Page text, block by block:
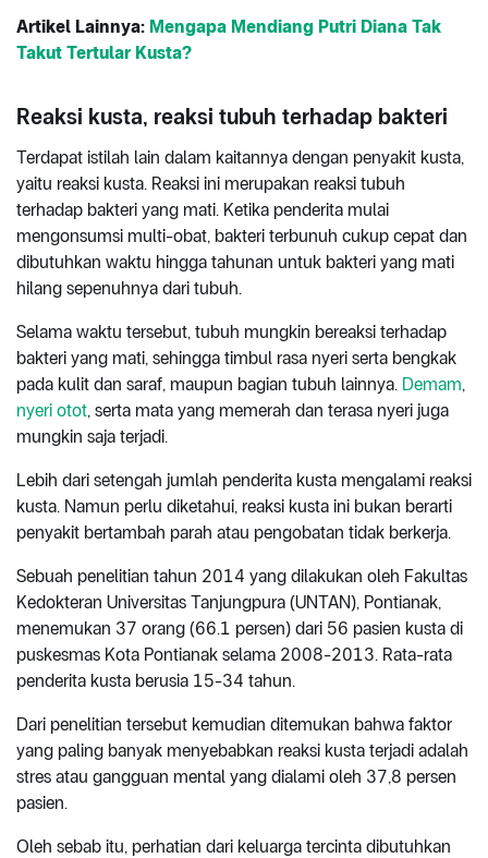
Artikel Lainnya: Mengapa Mendiang Putri Diana Tak
Takut Tertular Kusta?
Reaksi kusta, reaksi tubuh terhadap bakteri
Terdapat istilah lain dalam kaitannya dengan penyakit kusta,
yaitu reaksi kusta. Reaksi ini merupakan reaksi tubuh
terhadap bakteri yang mati. Ketika penderita mulai
mengonsumsi multi-obat, bakteri terbunuh cukup cepat dan
dibutuhkan waktu hingga tahunan untuk bakteri yang mati
hilang sepenuhnya dari tubuh.
Selama waktu tersebut, tubuh mungkin bereaksi terhadap
bakteri yang mati, sehingga timbul rasa nyeri serta bengkak
pada kulit dan saraf, maupun bagian tubuh lainnya. Demam,
nyeri otot, serta mata yang memerah dan terasa nyeri juga
mungkin saja terjadi.
Lebih dari setengah jumlah penderita kusta mengalami reaksi
kusta. Namun perlu diketahui, reaksi kusta ini bukan berarti
penyakit bertambah parah atau pengobatan tidak berkerja.
Sebuah penelitian tahun 2014 yang dilakukan oleh Fakultas
Kedokteran Universitas Tanjungpura (UNTAN), Pontianak,
menemukan 37 orang (66.1 persen) dari 56 pasien kusta di
puskesmas Kota Pontianak selama 2008-2013. Rata-rata
penderita kusta berusia 15-34 tahun.
Dari penelitian tersebut kemudian ditemukan bahwa faktor
yang paling banyak menyebabkan reaksi kusta terjadi adalah
stres atau gangguan mental yang dialami oleh 37,8 persen
pasien.
Oleh sebab itu, perhatian dari keluarga tercinta dibutuhkan